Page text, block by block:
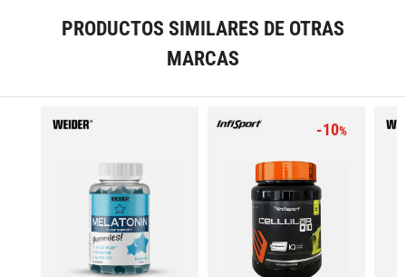
PRODUCTOS SIMILARES DE OTRAS
MARCAS
-10%